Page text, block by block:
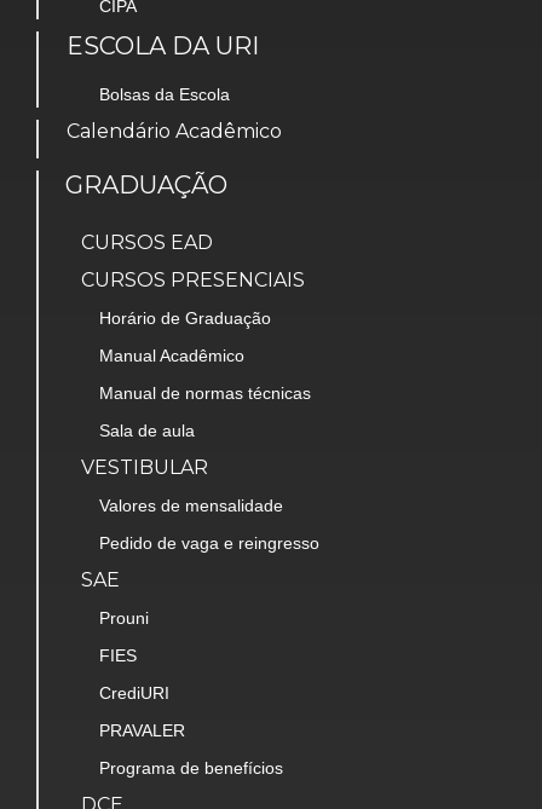
CIPA
ESCOLA DA URI
Bolsas da Escola
Calendário Acadêmico
GRADUAÇÃO
CURSOS EAD
CURSOS PRESENCIAIS
Horário de Graduação
Manual Acadêmico
Manual de normas técnicas
Sala de aula
VESTIBULAR
Valores de mensalidade
Pedido de vaga e reingresso
SAE
Prouni
FIES
CrediURI
PRAVALER
Programa de benefícios